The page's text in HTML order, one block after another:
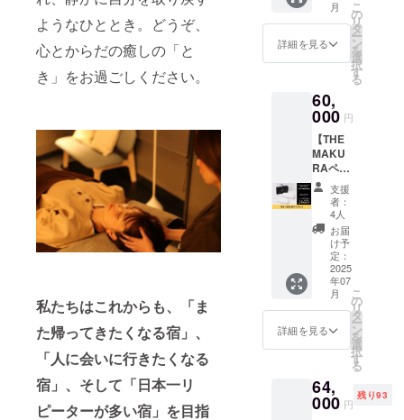
ようなひととき。どうぞ、
心とからだの癒しの「と
き」をお過ごしください。
私たちはこれからも、「ま
た帰ってきたくなる宿」、
「人に会いに行きたくなる
宿」、そして「日本一リ
ピーターが多い宿」を目指
し、刺
激の少
ない界
面活性
剤を
作り上
げた
シャン
プーで
す。 ぜ
ひ一
度、お
試しく
ださ
い。 ・
【快眠
アロマ
ブレン
ド】
（ひの
き、オ
レン
ジ、ラ
ベン
アトラ
スシ
ダー）
2025年
2026年
7月末ま
での1年
す。 ※
購入者
様以外
はご使
用いた
だけま
せん。
朝食付
き/夕食
付き ・
1支援に
能人
数：1支
援につ
き2名様
まで宿
泊可能
※日程は
メール
にて調
整させ
ていた
だきま
す。 ※
有効期
限は
7月から
2026年
7月末ま
間で
す。 ※
宿泊可
能日
数：1泊
14時〜
翌10
お部屋
の概
要・和
室/洋室
・ベッ
ドの
数：2台
・食事
のサー
ビスプ
ラン：
朝食付
き/夕食
付き ・
1支援に
能人
数：1支
ンサー
になれ
る権利
です。
宿コト
ブキの
サウナ
開設記
念のお
花にお
名前を
掲載さ
せてい
ただき
ます。
※掲載の
大きさ
は購入
者数に
よって
変動し
※掲載す
はメー
ルにて
月
詳細を見る
こ
の
リ
タ
ー
ン
を
選
択
す
る
60,
000 円
【THE
MAKU
RAペア
セッ
ト】 医
療・健
康・福
祉の領
域で長
年にわ
たり地
域と向
き合っ
てきた
株式会
ループ
がプロ
デュー
支援
者：
4人
お届
け予
定：
2025
年07
月
詳細を見る
こ
の
リ
タ
ー
ン
を
選
択
す
る
64,
000 円
残り93